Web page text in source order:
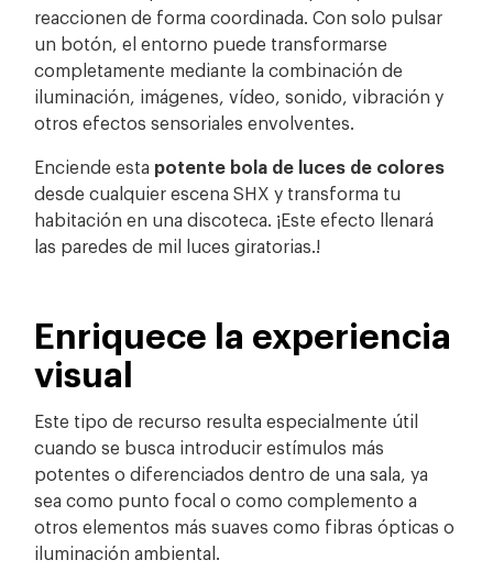
reaccionen de forma coordinada. Con solo pulsar
un botón, el entorno puede transformarse
completamente mediante la combinación de
iluminación, imágenes, vídeo, sonido, vibración y
otros efectos sensoriales envolventes.
Enciende esta potente bola de luces de colores
desde cualquier escena SHX y transforma tu
habitación en una discoteca. ¡Este efecto llenará
las paredes de mil luces giratorias.!
Enriquece la experiencia
visual
Este tipo de recurso resulta especialmente útil
cuando se busca introducir estímulos más
potentes o diferenciados dentro de una sala, ya
sea como punto focal o como complemento a
otros elementos más suaves como fibras ópticas o
iluminación ambiental.